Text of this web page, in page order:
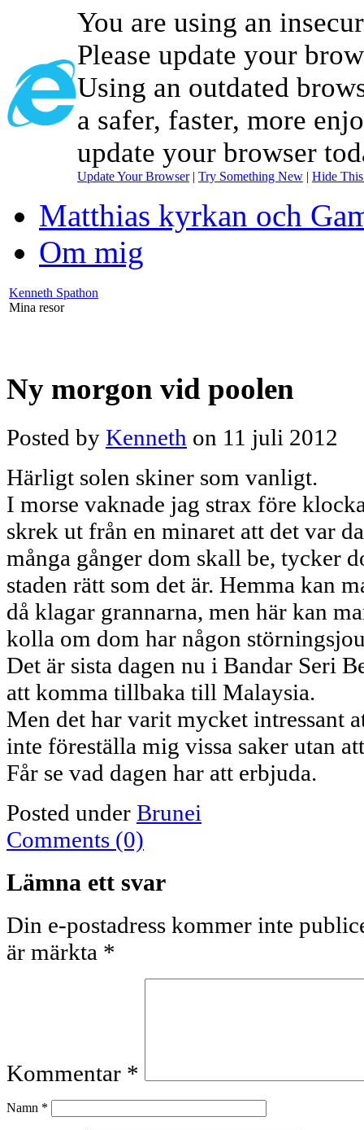
You are using an
Please update your
Using an outdated
a safer, faster, more
update your browser
Update Your Browser| Try Something New | Hide
Matthias kyrkan och
Om mig
Kenneth Spathon
Mina resor
Ny morgon vid poolen
Posted by Kenneth on 11 juli 2012
Härligt solen skiner som vanligt.
I morse vaknade jag strax före
skrek ut från en minaret att det var
många gånger dom skall be, tycker
staden rätt som det är. Hemma kan
då klagar grannarna, men här kan
kolla om dom har någon
Det är sista dagen nu i Bandar Seri
att komma tillbaka till Malaysia.
Men det har varit mycket intressant
inte föreställa mig vissa saker utan
Får se vad dagen har att erbjuda.
Posted under Brunei
Comments (0)
Lämna ett svar
Din e-postadress kommer inte
är märkta *
Kommentar *
Namn *